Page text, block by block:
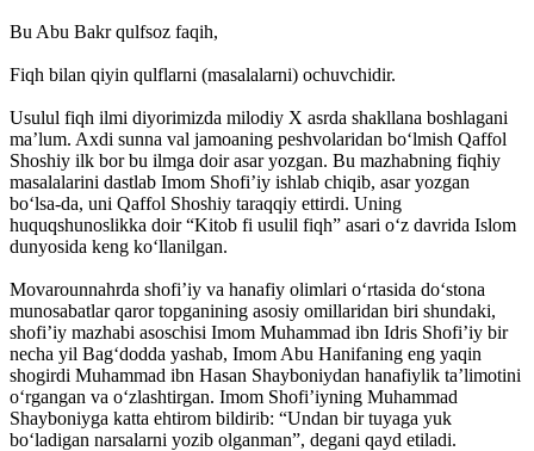
Bu Abu Bakr qulfsoz faqih,
Fiqh bilan qiyin qulflarni (masalalarni) ochuvchidir.
Usulul fiqh ilmi diyorimizda milodiy X asrda shakllana boshlagani
ma’lum. Axdi sunna val jamoaning peshvolaridan bo‘lmish Qaffol
Shoshiy ilk bor bu ilmga doir asar yozgan. Bu mazhabning fiqhiy
masalalarini dastlab Imom Shofi’iy ishlab chiqib, asar yozgan
bo‘lsa-da, uni Qaffol Shoshiy taraqqiy ettirdi. Uning
huquqshunoslikka doir “Kitob fi usulil fiqh” asari o‘z davrida Islom
dunyosida keng ko‘llanilgan.
Movarounnahrda shofi’iy va hanafiy olimlari o‘rtasida do‘stona
munosabatlar qaror topganining asosiy omillaridan biri shundaki,
shofi’iy mazhabi asoschisi Imom Muhammad ibn Idris Shofi’iy bir
necha yil Bag‘dodda yashab, Imom Abu Hanifaning eng yaqin
shogirdi Muhammad ibn Hasan Shayboniydan hanafiylik ta’limotini
o‘rgangan va o‘zlashtirgan. Imom Shofi’iyning Muhammad
Shayboniyga katta ehtirom bildirib: “Undan bir tuyaga yuk
bo‘ladigan narsalarni yozib olganman”, degani qayd etiladi.